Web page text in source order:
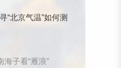
“北京气温”如何测
海子看“雁浪”